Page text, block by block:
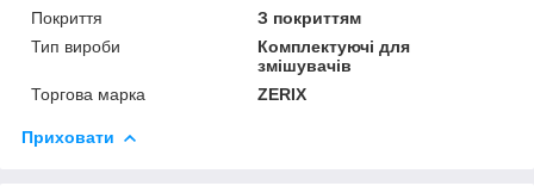
Покриття
З покриттям
Тип вироби
Комплектуючі для
змішувачів
Торгова марка
ZERIX
Приховати